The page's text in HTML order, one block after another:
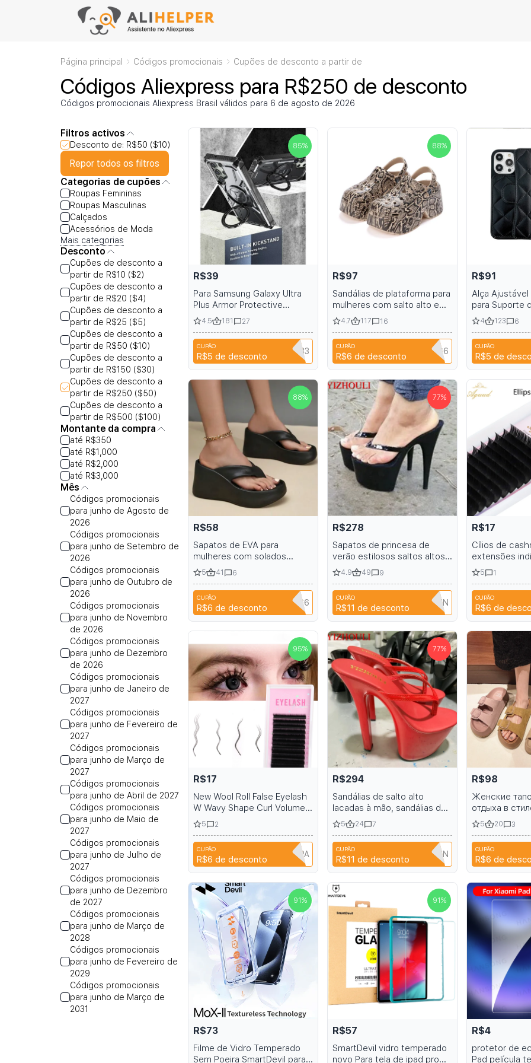
Página principal Códigos promocionais Cupões de desconto a partir de
Códigos Aliexpress para R$250 de desconto
Códigos promocionais Aliexpress Brasil válidos para 6 de agosto de 2026
Filtros activos
Desconto de: R$50 ($10)
Repor todos os filtros
Categorias de cupões
Roupas Femininas
Roupas Masculinas
Calçados
Acessórios de Moda
Mais categorias
Desconto
Cupões de desconto a
partir de R$10 ($2)
Cupões de desconto a
partir de R$20 ($4)
Cupões de desconto a
partir de R$25 ($5)
Cupões de desconto a
partir de R$50 ($10)
Cupões de desconto a
partir de R$150 ($30)
Cupões de desconto a
partir de R$250 ($50)
Cupões de desconto a
partir de R$500 ($100)
Montante da compra
até R$350
até R$1,000
até R$2,000
até R$3,000
Mês
Códigos promocionais
para junho de Agosto de
2026
Códigos promocionais
para junho de Setembro de
2026
Códigos promocionais
para junho de Outubro de
2026
Códigos promocionais
para junho de Novembro
de 2026
Códigos promocionais
para junho de Dezembro
de 2026
Códigos promocionais
para junho de Janeiro de
2027
Códigos promocionais
para junho de Fevereiro de
2027
Códigos promocionais
para junho de Março de
2027
Códigos promocionais
para junho de Abril de 2027
Códigos promocionais
para junho de Maio de
2027
Códigos promocionais
para junho de Julho de
2027
Códigos promocionais
para junho de Dezembro
de 2027
Códigos promocionais
para junho de Março de
2028
Códigos promocionais
para junho de Fevereiro de
2029
Códigos promocionais
para junho de Março de
2031
85%
R$39
Para Samsung Galaxy Ultra
Plus Armor Protective
Magnetic Case com Ring
Holder e Belt Clip Pouch S23
S22 S24 S25
4.5 181 27
CUPÃO
R$5 de descontoSZHAIYU333
88%
R$97
Sandálias de plataforma para
mulheres com salto alto e
bico fechado.
4.7 117 16
CUPÃO
R$6 de desconto NIANCI66
R$91
Alça
para Suporte
iPhone Pro
Couro Sem
13 12 11 16
4 123 6
CUPÃO
R$5 de
88%
R$58
Sapatos de EVA para
mulheres com solados
grossos em uma variedade
de cores
5 41 6
CUPÃO
R$6 de desconto NIANCI66
77%
R$278
Sapatos de princesa de
verão estilosos saltos altos
sexy para clube e saltos de
stiletto com salto brilhante
15cm 6-inch
4.9 49 9
CUPÃO
R$11 de descontoT9TRTFBTWTZN
R$17
Cílios de
extensões
e escuras
5 1
CUPÃO
R$6 de
95%
R$17
New Wool Roll False Eyelash
W Wavy Shape Curl Volume
Eyelash Extension Fluffy Soft
Full DIY 3D 5D Cat Eye Lash
Extension
5 2
CUPÃO
R$6 de descontoA6R1B6EH1PPA
77%
R$294
Sandálias de salto alto
lacadas à mão, sandálias de
salto alto 7 polegadas
5 24 7
CUPÃO
R$11 de descontoT9TRTFBTWTZN
R$98
Женские
отдыха в
пряжками,
повседневная
удобные
шлепанцы,
платформе
5 20 3
CUPÃO
R$6 de
91 %
R$73
Filme de Vidro Temperado
Sem Poeira SmartDevil para
91 %
R$57
SmartDevil vidro temperado
novo Para tela de ipad pro
R$4
protetor de
Pad película